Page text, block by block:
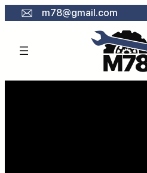
Към
m78@gmail.com